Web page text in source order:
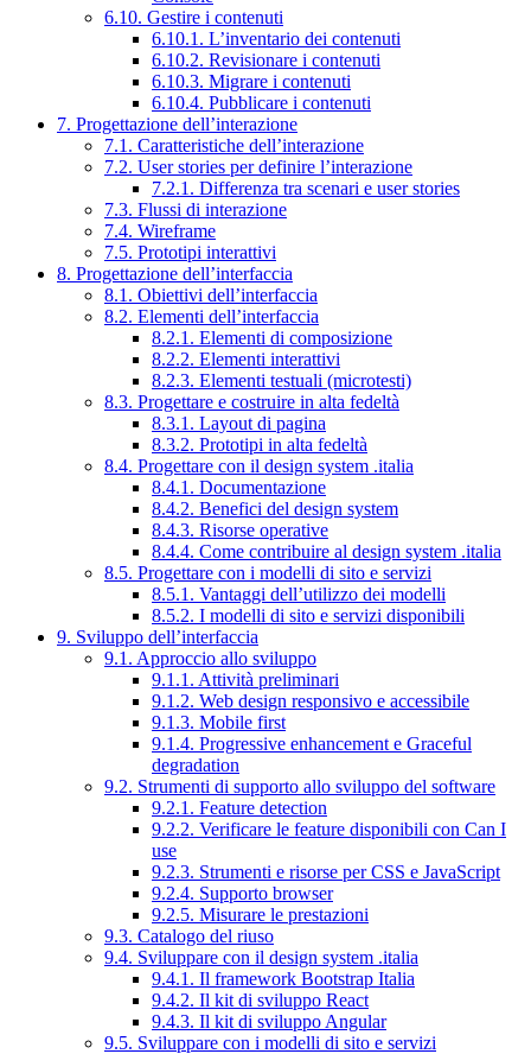
6.10. Gestire i contenuti
6.10.1. L’inventario dei contenuti
6.10.2. Revisionare i contenuti
6.10.3. Migrare i contenuti
6.10.4. Pubblicare i contenuti
7. Progettazione dell’interazione
7.1. Caratteristiche dell’interazione
7.2. User stories per definire l’interazione
7.2.1. Differenza tra scenari e user stories
7.3. Flussi di interazione
7.4. Wireframe
7.5. Prototipi interattivi
8. Progettazione dell’interfaccia
8.1. Obiettivi dell’interfaccia
8.2. Elementi dell’interfaccia
8.2.1. Elementi di composizione
8.2.2. Elementi interattivi
8.2.3. Elementi testuali (microtesti)
8.3. Progettare e costruire in alta fedeltà
8.3.1. Layout di pagina
8.3.2. Prototipi in alta fedeltà
8.4. Progettare con il design system .italia
8.4.1. Documentazione
8.4.2. Benefici del design system
8.4.3. Risorse operative
8.4.4. Come contribuire al design system .italia
8.5. Progettare con i modelli di sito e servizi
8.5.1. Vantaggi dell’utilizzo dei modelli
8.5.2. I modelli di sito e servizi disponibili
9. Sviluppo dell’interfaccia
9.1. Approccio allo sviluppo
9.1.1. Attività preliminari
9.1.2. Web design responsivo e accessibile
9.1.3. Mobile first
9.1.4. Progressive enhancement e Graceful
degradation
9.2. Strumenti di supporto allo sviluppo del software
9.2.1. Feature detection
9.2.2. Verificare le feature disponibili con Can I
use
9.2.3. Strumenti e risorse per CSS e JavaScript
9.2.4. Supporto browser
9.2.5. Misurare le prestazioni
9.3. Catalogo del riuso
9.4. Sviluppare con il design system .italia
9.4.1. Il framework Bootstrap Italia
9.4.2. Il kit di sviluppo React
9.4.3. Il kit di sviluppo Angular
9.5. Sviluppare con i modelli di sito e servizi